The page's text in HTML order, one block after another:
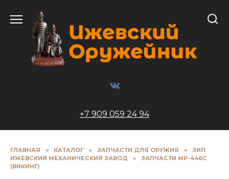
содержанию
+7 909 059 24 94
ГЛАВНАЯ » КАТАЛОГ » ЗАПЧАСТИ ДЛЯ ОРУЖИЯ »
ЗИП
ИЖЕВСКИЙ МЕХАНИЧЕСКИЙ ЗАВОД
»
ЗАПЧАСТИ МР-446С
(ВИКИНГ)